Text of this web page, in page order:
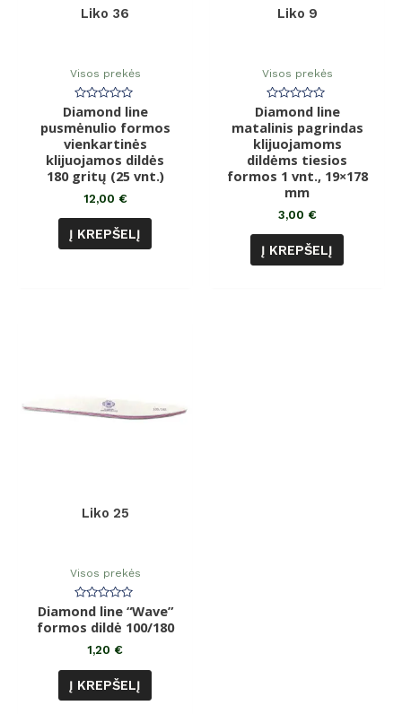
Liko 36
Visos prekės
Įvertinimas:
0
iš
5
Diamond line
pusmėnulio formos
vienkartinės
klijuojamos dildės
180 gritų (25 vnt.)
12,00 €
Į KREPŠELĮ
Liko 9
Visos prekės
Įvertinimas:
0
iš
5
Diamond line
matalinis pagrindas
klijuojamoms
dildėms tiesios
formos 1 vnt., 19×178
mm
3,00 €
Į KREPŠELĮ
Liko 25
Visos prekės
Įvertinimas:
0
iš
Diamond line “Wave”
formos dildė 100/180
1,20 €
Į KREPŠELĮ